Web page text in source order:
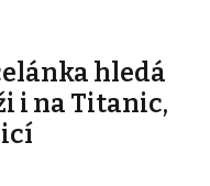
hledá
i na Titanic,